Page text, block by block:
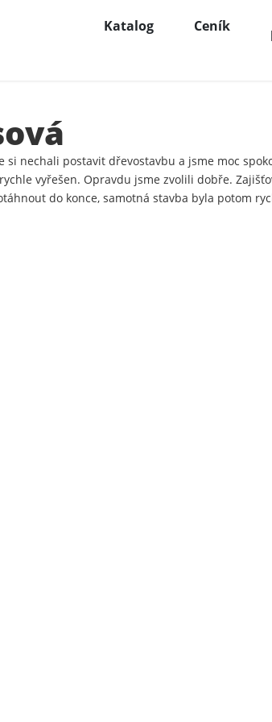
Katalog Ceník
si nechali postavit dřevostavbu a jsme moc
vyřešen. Opravdu jsme zvolili dobře.
do konce, samotná stavba byla potom